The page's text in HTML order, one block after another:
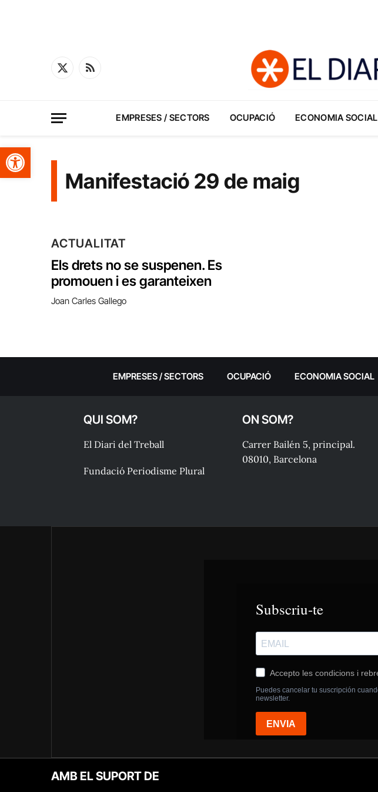
Obre la barra d'eines
X
RSS
EMPRESES / SECTORS OCUPACIÓ ECONOMIA SOCIAL
Manifestació 29 de maig
ACTUALITAT
Els drets no se suspenen. Es
promouen i es garanteixen
Joan Carles Gallego
EMPRESES / SECTORS OCUPACIÓ ECONOMIA SOCIAL
QUI SOM?
El Diari del Treball
Fundació Periodisme Plural
ON SOM?
Carrer Bailén 5, principal.
08010, Barcelona
AMB EL SUPORT DE